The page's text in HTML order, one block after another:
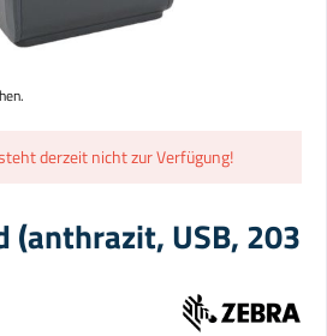
derzeit nicht zur Verfügung!
(anthrazit, USB, 203